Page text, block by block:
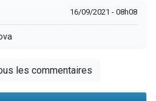
16/09/2021 - 08h08
les commentaires